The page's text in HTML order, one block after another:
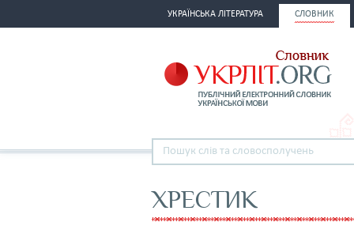
УКРАЇНСЬКА ЛІТЕРАТУРА СЛОВНИК
ХРЕСТИК